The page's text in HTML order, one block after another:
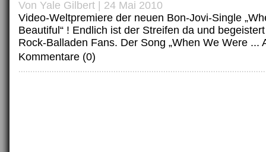
Von Yale Gilbert | 24 Mai 2010
Video-Weltpremiere der neuen Bon-Jovi-Single
Beautiful“ ! Endlich ist der Streifen da und
Rock-Balladen Fans. Der Song „When We Were ...
Kommentare (0)